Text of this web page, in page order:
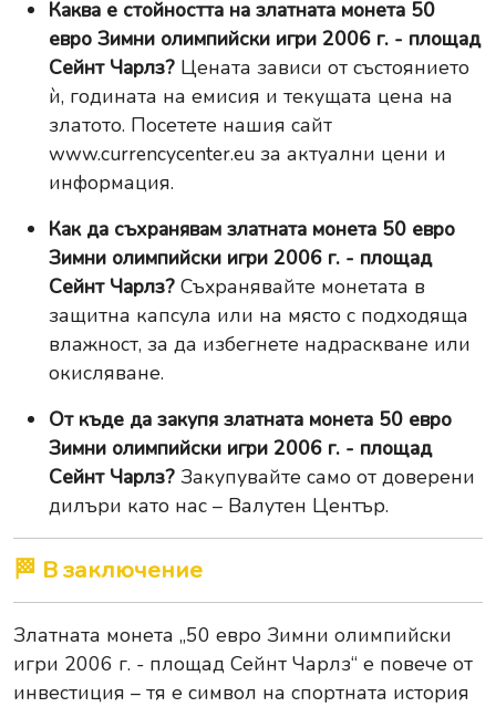
Каква е стойността на златната монета 50
евро Зимни олимпийски игри 2006 г. - площад
Сейнт Чарлз? Цената зависи от състоянието
ѝ, годината на емисия и текущата цена на
златото. Посетете нашия сайт
www.currencycenter.eu за актуални цени и
информация.
Как да съхранявам златната монета 50 евро
Зимни олимпийски игри 2006 г. - площад
Сейнт Чарлз? Съхранявайте монетата в
защитна капсула или на място с подходяща
влажност, за да избегнете надраскване или
окисляване.
От къде да закупя златната монета 50 евро
Зимни олимпийски игри 2006 г. - площад
Сейнт Чарлз? Закупувайте само от доверени
дилъри като нас – Валутен Център.
🏁 В заключение
Златната монета „50 евро Зимни олимпийски
игри 2006 г. - площад Сейнт Чарлз“ е повече от
инвестиция – тя е символ на спортната история